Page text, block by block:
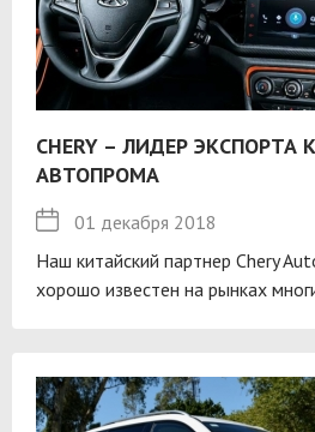
CHERY – ЛИДЕР ЭКСПОРТА
АВТОПРОМА
01 декабря 2018
Наш китайский партнер Chery
хорошо известен на рынках